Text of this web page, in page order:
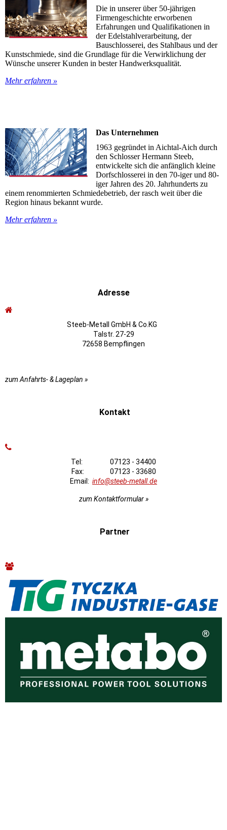
Die in unserer über 50-jährigen
Firmengeschichte erworbenen
Erfahrungen und Qualifikationen in
der Edelstahlverarbeitung, der
Bauschlosserei, des Stahlbaus und der
Kunstschmiede, sind die Grundlage für die Verwirklichung der
Wünsche unserer Kunden in bester Handwerksqualität.
Mehr erfahren »
Das Unternehmen
1963 gegründet in Aichtal-Aich durch
den Schlosser Hermann Steeb,
entwickelte sich die anfänglich kleine
Dorfschlosserei in den 70-iger und 80-
iger Jahren des 20. Jahrhunderts zu
einem renommierten Schmiedebetrieb, der rasch weit über die
Region hinaus bekannt wurde.
Mehr erfahren »
Adresse
Steeb-Metall GmbH & Co.KG
Talstr. 27-29
72658 Bempflingen
zum Anfahrts- & Lageplan »
Kontakt
Tel: 07123 - 34400
Fax: 07123 - 33680
Email: info@steeb-metall.de
zum Kontaktformular »
Partner